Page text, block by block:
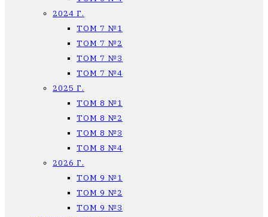
2024 Г.
ТОМ 7 №1
ТОМ 7 №2
ТОМ 7 №3
ТОМ 7 №4
2025 Г.
ТОМ 8 №1
ТОМ 8 №2
ТОМ 8 №3
ТОМ 8 №4
2026 Г.
ТОМ 9 №1
ТОМ 9 №2
ТОМ 9 №3